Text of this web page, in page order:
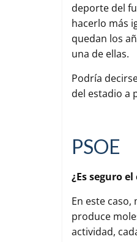
deporte del
hacerlo más
quedan los
una de ellas.
Podría
del estadio a
PSOE
¿Es seguro
En este
produce
actividad,